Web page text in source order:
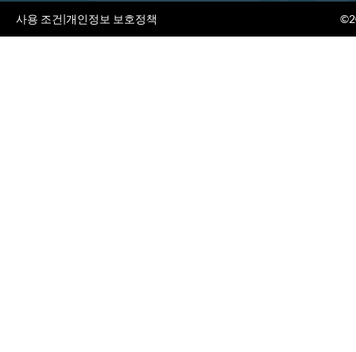
사용 조건|개인정보 보호정책